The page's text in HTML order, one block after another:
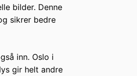
bilder. Denne
sikrer bedre
inn. Oslo i
gir helt andre